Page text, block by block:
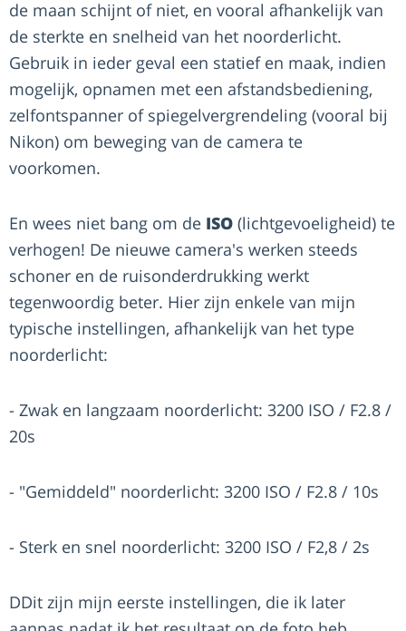
de maan schijnt of niet, en vooral afhankelijk van
de sterkte en snelheid van het noorderlicht.
Gebruik in ieder geval een statief en maak, indien
mogelijk, opnamen met een afstandsbediening,
zelfontspanner of spiegelvergrendeling (vooral bij
Nikon) om beweging van de camera te
voorkomen.
En wees niet bang om de ISO (lichtgevoeligheid) te
verhogen! De nieuwe camera's werken steeds
schoner en de ruisonderdrukking werkt
tegenwoordig beter. Hier zijn enkele van mijn
typische instellingen, afhankelijk van het type
noorderlicht:
- Zwak en langzaam noorderlicht: 3200 ISO / F2.8 /
20s
- "Gemiddeld" noorderlicht: 3200 ISO / F2.8 / 10s
- Sterk en snel noorderlicht: 3200 ISO / F2,8 / 2s
DDit zijn mijn eerste instellingen, die ik later